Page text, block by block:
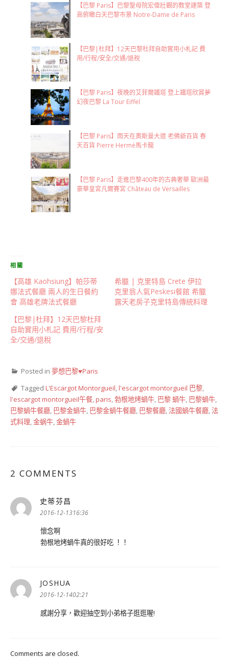
【巴黎 Paris】巴黎聖母院宏偉壯觀的教堂建築 登
高俯瞰白天巴黎市景 Notre-Dame de Paris
【巴黎|杜拜】12天巴黎杜拜自助實用小札記 費
用/行程/安全/交通/退稅
【巴黎 Paris】夜晚的艾菲爾鐵塔 登上鐵塔欣賞夢
幻夜巴黎 La Tour Eiffel
【巴黎 Paris】雨天在奧斯曼大道 老佛爺百貨 春
天百貨 Pierre Hermé馬卡龍
【巴黎 Paris】走進巴黎400年的古典奢華 歐洲最
豪華皇宮凡爾賽宮 Château de Versailles
相關
【高雄 Kaohsiung】帕莎蒂
娜法式餐廳 兩人的生日餐約
會 高雄老牌法式餐廳
希臘 | 克里特島 Crete 伊拉
克里翁人氣Peskesi餐館 希臘
露天老房子克里特島傳統料理
【巴黎|杜拜】12天巴黎杜拜
自助實用小札記 費用/行程/安
全/交通/退稅
Posted in 夢想巴黎♥Paris
Tagged L'Escargot Montorgueil l'escargot montorgueil 巴黎
l'escargot montorgueil午餐 paris 勃根地烤蝸牛 巴黎 蝸牛 巴黎蝸牛
巴黎蝸牛餐廳 巴黎金蝸牛 巴黎金蝸牛餐廳 巴黎餐廳 法國蝸牛餐廳 法
式料理 金蜗牛 金蝸牛
2 COMMENTS
史蒂芬昌
示:
2016-12-1316:36
懷念啊
勃根地烤蝸牛真的很好吃 ！！
JOSHUA
示:
2016-12-1402:21
感謝分享，歡迎抽空到小弟格子逛逛喔!
Comments are closed.